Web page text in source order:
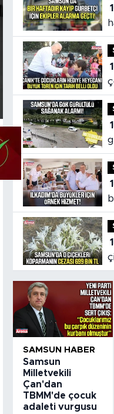
SAMSUN HABER
Samsun
Milletvekili
Çan'dan
TBMM'de çocuk
adaleti vurgusu